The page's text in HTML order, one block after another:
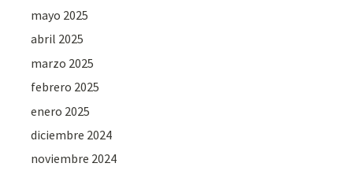
mayo 2025
abril 2025
marzo 2025
febrero 2025
enero 2025
diciembre 2024
noviembre 2024